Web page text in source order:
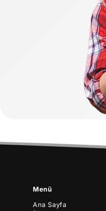
Menü
Ana Sayfa